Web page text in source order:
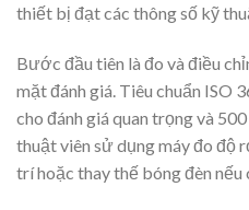
thiết bị đạt các thông số kỹ
Bước đầu tiên là đo và điều
mặt đánh giá. Tiêu chuẩn ISO
cho đánh giá quan trọng và
thuật viên sử dụng máy đo độ
trí hoặc thay thế bóng đèn